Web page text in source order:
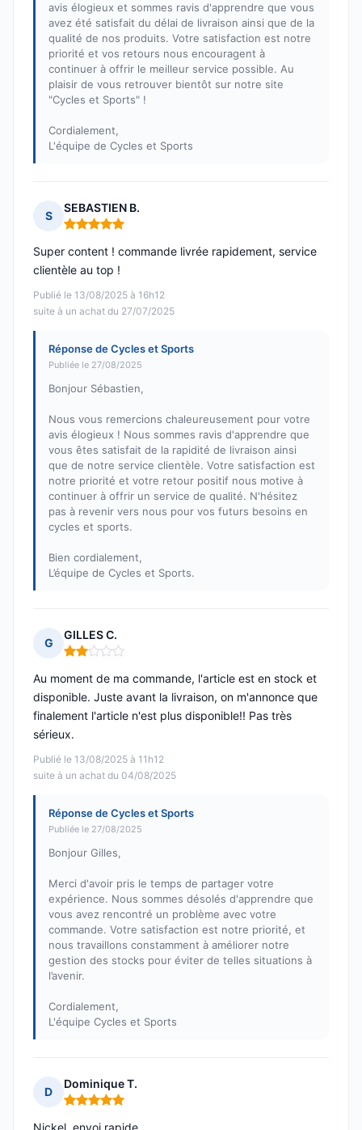
avis élogieux et sommes ravis d'apprendre que vous
avez été satisfait du délai de livraison ainsi que de la
qualité de nos produits. Votre satisfaction est notre
priorité et vos retours nous encouragent à
continuer à offrir le meilleur service possible. Au
plaisir de vous retrouver bientôt sur notre site
"Cycles et Sports" !
Cordialement,
L'équipe de Cycles et Sports
S
SEBASTIEN B.
Note : 5 sur 5
Publié le 13/08/2025 à 16h12
suite à un achat du 27/07/2025
Super content ! commande livrée rapidement, service
clientèle au top !
Réponse de Cycles et Sports
Publiée le 27/08/2025
Bonjour Sébastien,
Nous vous remercions chaleureusement pour votre
avis élogieux ! Nous sommes ravis d'apprendre que
vous êtes satisfait de la rapidité de livraison ainsi
que de notre service clientèle. Votre satisfaction est
notre priorité et votre retour positif nous motive à
continuer à offrir un service de qualité. N'hésitez
pas à revenir vers nous pour vos futurs besoins en
cycles et sports.
Bien cordialement,
L’équipe de Cycles et Sports.
G
GILLES C.
Note : 2 sur 5
Publié le 13/08/2025 à 11h12
suite à un achat du 04/08/2025
Au moment de ma commande, l'article est en stock et
disponible. Juste avant la livraison, on m'annonce que
finalement l'article n'est plus disponible!! Pas très
sérieux.
Réponse de Cycles et Sports
Publiée le 27/08/2025
Bonjour Gilles,
Merci d'avoir pris le temps de partager votre
expérience. Nous sommes désolés d'apprendre que
vous avez rencontré un problème avec votre
commande. Votre satisfaction est notre priorité, et
nous travaillons constamment à améliorer notre
gestion des stocks pour éviter de telles situations à
l’avenir.
Cordialement,
L'équipe Cycles et Sports
D
Dominique T.
Note : 5 sur 5